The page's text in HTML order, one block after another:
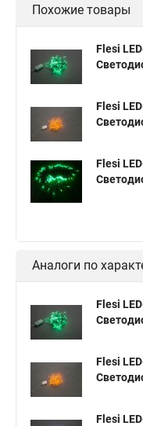
Похожие товары
Flesi
Flesi
Flesi
Аналоги по
Flesi
Flesi
Flesi